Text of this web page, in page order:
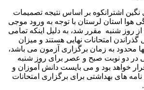
نگین اشترانکوه بر اساس نتیجه تصمیمات
هوا استان لرستان با توجه به ورود موجی
از روز شنبه مقرر شد، به دلیل اینکه تمامی
امتحانات نهایی هستند و میزان
محدود به زمان برگزاری آزمون می باشد،
در دو نوبت صبح و عصر برای روز شنبه
۱۴۰۱/۰۲/۳۱ برقرار خواهد بود و می بایست دانش آموزان و
های بهداشتی برای برگزاری امتحانات